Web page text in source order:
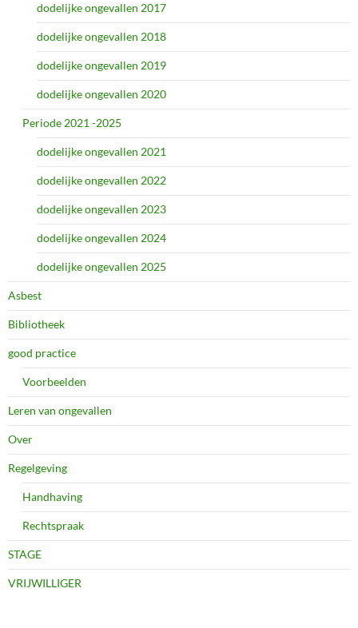
dodelijke ongevallen 2017
dodelijke ongevallen 2018
dodelijke ongevallen 2019
dodelijke ongevallen 2020
Periode 2021 -2025
dodelijke ongevallen 2021
dodelijke ongevallen 2022
dodelijke ongevallen 2023
dodelijke ongevallen 2024
dodelijke ongevallen 2025
Asbest
Bibliotheek
good practice
Voorbeelden
Leren van ongevallen
Over
Regelgeving
Handhaving
Rechtspraak
STAGE
VRIJWILLIGER